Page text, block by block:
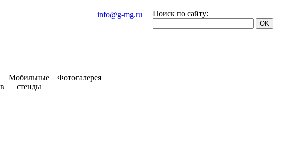
Мобильные
стенды
Фотогалерея
Поиск по сайту:
info@g-mg.ru